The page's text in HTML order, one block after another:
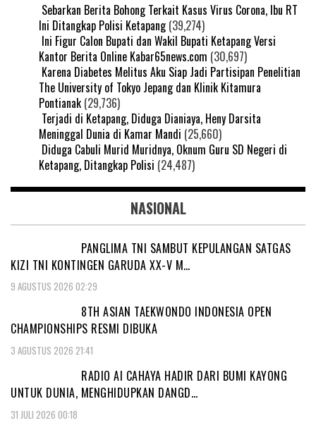
Sebarkan Berita Bohong Terkait Kasus Virus Corona, Ibu RT
Ini Ditangkap Polisi Ketapang (39,274)
Ini Figur Calon Bupati dan Wakil Bupati Ketapang Versi
Kantor Berita Online Kabar65news.com (30,697)
Karena Diabetes Melitus Aku Siap Jadi Partisipan Penelitian
The University of Tokyo Jepang dan Klinik Kitamura
Pontianak (29,736)
Terjadi di Ketapang, Diduga Dianiaya, Heny Darsita
Meninggal Dunia di Kamar Mandi (25,660)
Diduga Cabuli Murid Muridnya, Oknum Guru SD Negeri di
Ketapang, Ditangkap Polisi (24,487)
NASIONAL
PANGLIMA TNI SAMBUT KEPULANGAN SATGAS
KIZI TNI KONTINGEN GARUDA XX-V M…
9 AGUSTUS 2026 02:29
8TH ASIAN TAEKWONDO INDONESIA OPEN
CHAMPIONSHIPS RESMI DIBUKA
3 AGUSTUS 2026 21:41
RADIO AI CAHAYA HADIR DARI BUMI KAYONG
UNTUK DUNIA, MENGHIDUPKAN DANGD…
31 JULI 2026 00:18